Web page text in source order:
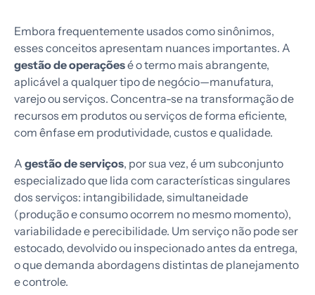
Embora frequentemente usados como sinônimos,
esses conceitos apresentam nuances importantes. A
gestão de operaçõesé o termo mais abrangente,
aplicável a qualquer tipo de negócio—manufatura,
varejo ou serviços. Concentra-se na transformação de
recursos em produtos ou serviços de forma eficiente,
com ênfase em produtividade, custos e qualidade.
A gestão de serviços, por sua vez, é um subconjunto
especializado que lida com características singulares
dos serviços: intangibilidade, simultaneidade
(produção e consumo ocorrem no mesmo momento),
variabilidade e perecibilidade. Um serviço não pode ser
estocado, devolvido ou inspecionado antes da entrega,
o que demanda abordagens distintas de planejamento
e controle.